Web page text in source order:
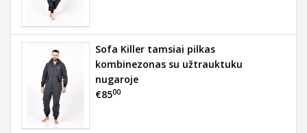
Sofa Killer tamsiai pilkas
kombinezonas su užtrauktuku
nugaroje
€8500